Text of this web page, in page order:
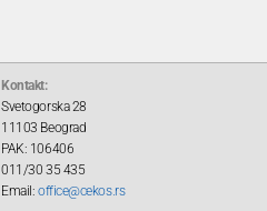
Kontakt:
Svetogorska 28
11103 Beograd
PAK: 106406
011/30 35 435
Email: office@cekos.rs